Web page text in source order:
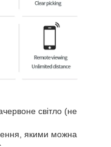
світло (не
якими можна